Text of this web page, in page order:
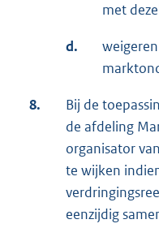
met
d.
8.
Bij de
de afdeling
organisator
te wijken
eenzijdig